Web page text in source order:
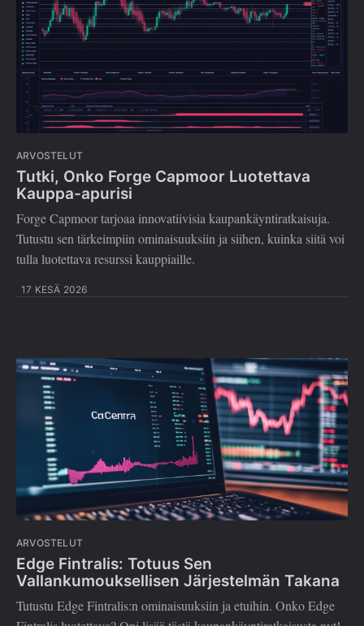
ARVOSTELUT
Tutki, Onko Forge Capmoor Luotettava
Kauppa-apurisi
Forge Capmoor tarjoaa innovatiivisia kaupankäyntiratkaisuja.
Tutustu sen tärkeimpiin ominaisuuksiin ja siihen, kuinka siitä voi
tulla luotettava resurssi kauppiaille.
17 KESÄ 2026
ARVOSTELUT
Edge Fintralis: Totuus Sen
Vallankumouksellisen Järjestelmän Takana
Tutustu Edge Fintralis:n ominaisuuksiin ja etuihin. Onko Edge